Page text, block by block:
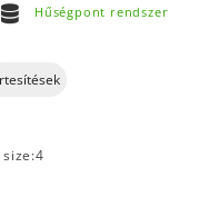
Hűségpont rendszer